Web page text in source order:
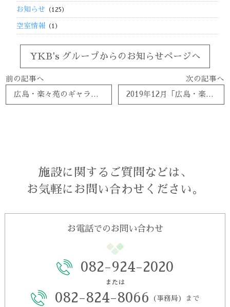
お知らせ （125）
空室情報（1）
YKB's グループからのお知らせページへ
前の記事へ
広島・楽々苑のギャラリーを更新しました。
次の記事へ
2019年12月「広島・楽々苑」更新しました！
施設に関するご質問などは、
お気軽にお問い合わせください。
お電話でのお問い合わせ
082-924-2020
または
082-824-8066 （事務局）まで